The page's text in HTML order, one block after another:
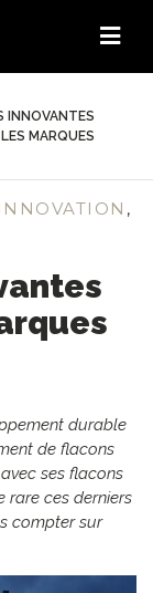
INNOVANTES
MARQUES
INNOVATION ,
durable
de flacons
ses flacons
rare ces derniers
compter sur